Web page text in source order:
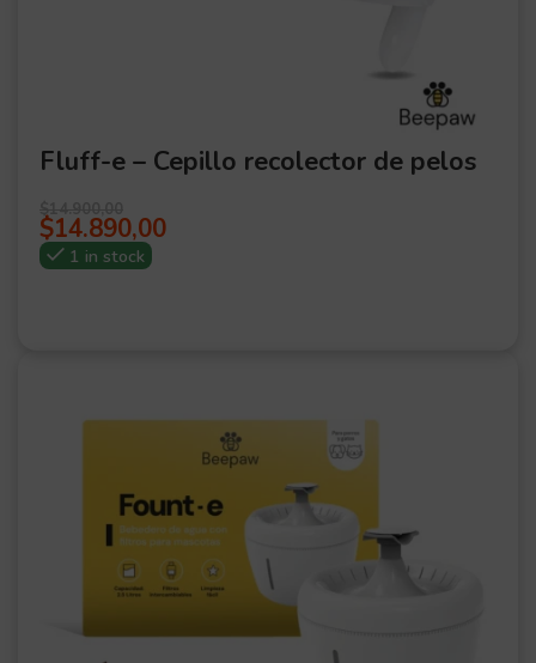
Fluff-e – Cepillo recolector de pelos
$
$14.890,00
1 in stock